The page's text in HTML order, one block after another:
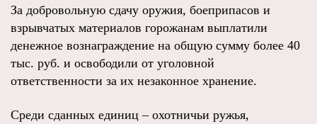
За добровольную сдачу оружия, боеприпасов и
взрывчатых материалов горожанам выплатили
денежное вознаграждение на общую сумму более 40
тыс. руб. и освободили от уголовной
ответственности за их незаконное хранение.
Среди сданных единиц – охотничьи ружья,